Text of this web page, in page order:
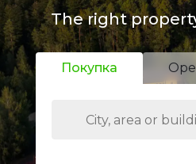
The right
Покупка